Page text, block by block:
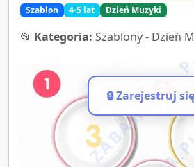
Szablon 4-5 lat Dzień Muzyki
📂 Kategoria: Szablony - Dzień
🔒 Zarejestruj